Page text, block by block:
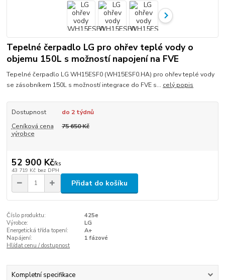
Tepelné čerpadlo LG pro ohřev teplé vody o
objemu 150L s možností napojení na FVE
Tepelné čerpadlo LG WH15ESF0 (WH15ESF0.HA) pro ohřev teplé vody
se zásobníkem 150L s možností integrace do FVE s... celý popis
Dostupnost
do 2 týdnů
Ceníková cena
výrobce
75 650 Kč
52 900 Kč/ks
43 719 Kč bez DPH
Přidat do košíku
Číslo produktu:
425e
Výrobce:
LG
Energetická třída topení:
A+
Napájení:
1 fázové
Hlídat cenu / dostupnost
Kompletní specifikace